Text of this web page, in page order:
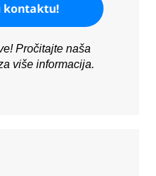
Pročitajte naša
više informacija.